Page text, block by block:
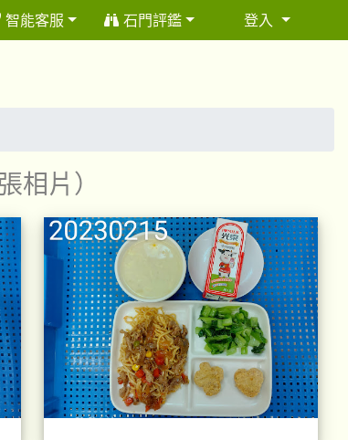
智能客服 石門評鑑 登入
相片）
午餐擺盤 (上課日更新-111學年度) 午